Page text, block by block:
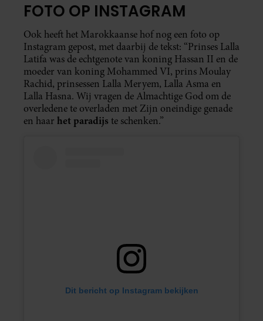
FOTO OP INSTAGRAM
Ook heeft het Marokkaanse hof nog een foto op
Instagram gepost, met daarbij de tekst: “Prinses Lalla
Latifa was de echtgenote van koning Hassan II en de
moeder van koning Mohammed VI, prins Moulay
Rachid, prinsessen Lalla Meryem, Lalla Asma en
Lalla Hasna. Wij vragen de Almachtige God om de
overledene te overladen met Zijn oneindige genade
en haar het paradijs te schenken.”
Dit bericht op Instagram bekijken